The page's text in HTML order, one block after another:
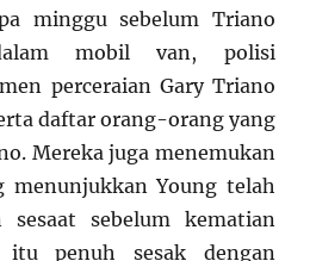
minggu sebelum Triano
mobil van, polisi
perceraian Gary Triano
daftar orang-orang yang
Mereka juga menemukan
menunjukkan Young telah
sesaat sebelum kematian
itu penuh sesak dengan